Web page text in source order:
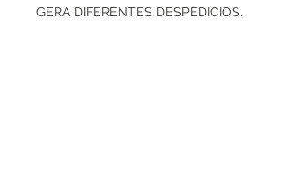
GERA DIFERENTES DESPEDICIOS.